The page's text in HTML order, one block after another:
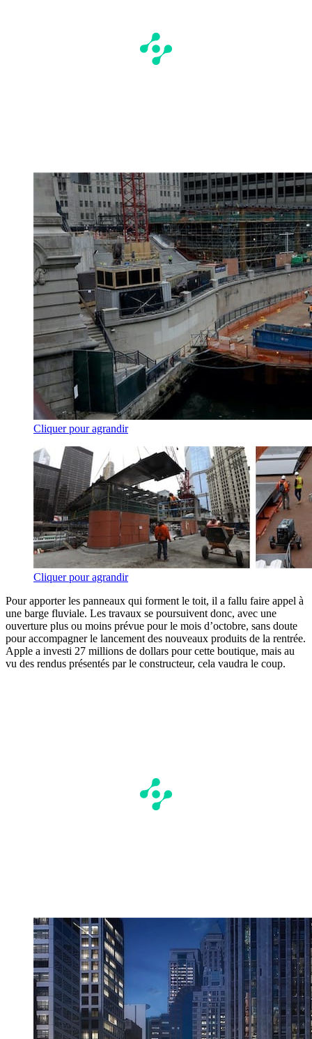
Cliquer pour agrandir
Cliquer pour agrandir
Pour apporter les panneaux qui forment le toit, il a fallu faire appel à
une barge fluviale. Les travaux se poursuivent donc, avec une
ouverture plus ou moins prévue pour le mois d’octobre, sans doute
pour accompagner le lancement des nouveaux produits de la rentrée.
Apple a investi 27 millions de dollars pour cette boutique, mais au
vu des rendus présentés par le constructeur, cela vaudra le coup.